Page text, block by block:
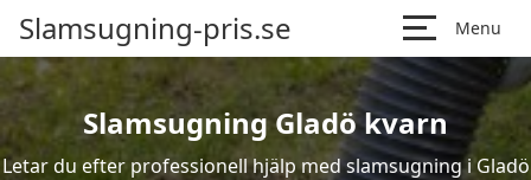
Slamsugning-pris.se Menu
Slamsugning Gladö kvarn
Letar du efter professionell hjälp med slamsugning i Gladö